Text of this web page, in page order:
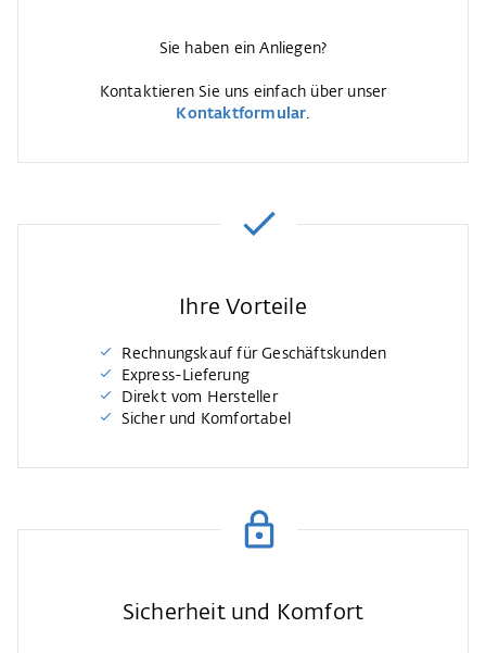
Sie haben ein Anliegen?
Kontaktieren Sie uns einfach über unser
Kontaktformular.
Ihre Vorteile
Rechnungskauf für Geschäftskunden
Express-Lieferung
Direkt vom Hersteller
Sicher und Komfortabel
Sicherheit und Komfort